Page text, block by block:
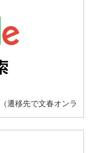
（遷移先で文春オンラ